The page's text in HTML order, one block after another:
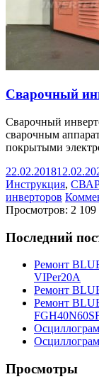
Сварочный
Сварочный
сварочным
покрытыми
22.02.2018
Инструкция,
инверторов
Просмотров: 2 109
Последний
Ремонт
VIPer20A
Ремонт
Ремонт
Просмотры